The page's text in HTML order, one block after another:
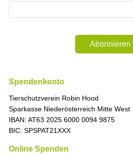
Abonnieren
Spendenkonto
Tierschutzverein Robin Hood
Sparkasse Niederösterreich Mitte West
IBAN: AT63 2025 6000 0094 9875
BIC: SPSPAT21XXX
Online Spenden